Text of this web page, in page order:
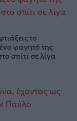
το
φαγητό της
σπίτι σε λίγα